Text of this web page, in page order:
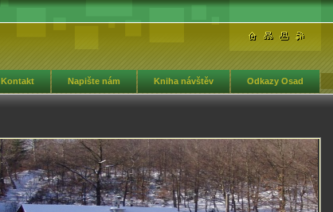
Kontakt Napište nám Kniha návštěv Odkazy Osad